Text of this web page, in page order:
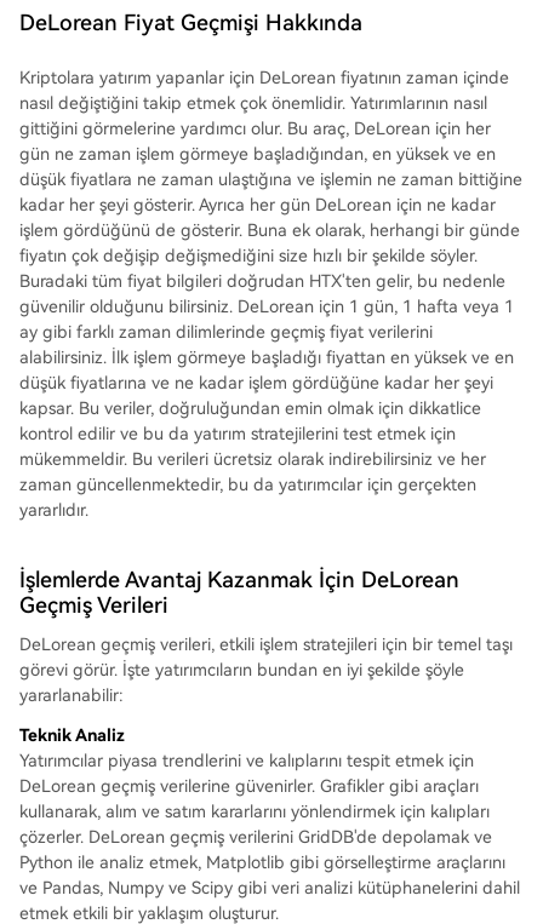
DeLorean Fiyat Geçmişi Hakkında
Kriptolara yatırım yapanlar için DeLorean fiyatının zaman içinde
nasıl değiştiğini takip etmek çok önemlidir. Yatırımlarının nasıl
gittiğini görmelerine yardımcı olur. Bu araç, DeLorean için her
gün ne zaman işlem görmeye başladığından, en yüksek ve en
düşük fiyatlara ne zaman ulaştığına ve işlemin ne zaman bittiğine
kadar her şeyi gösterir. Ayrıca her gün DeLorean için ne kadar
işlem gördüğünü de gösterir. Buna ek olarak, herhangi bir günde
fiyatın çok değişip değişmediğini size hızlı bir şekilde söyler.
Buradaki tüm fiyat bilgileri doğrudan HTX'ten gelir, bu nedenle
güvenilir olduğunu bilirsiniz. DeLorean için 1 gün, 1 hafta veya 1
ay gibi farklı zaman dilimlerinde geçmiş fiyat verilerini
alabilirsiniz. İlk işlem görmeye başladığı fiyattan en yüksek ve en
düşük fiyatlarına ve ne kadar işlem gördüğüne kadar her şeyi
kapsar. Bu veriler, doğruluğundan emin olmak için dikkatlice
kontrol edilir ve bu da yatırım stratejilerini test etmek için
mükemmeldir. Bu verileri ücretsiz olarak indirebilirsiniz ve her
zaman güncellenmektedir, bu da yatırımcılar için gerçekten
yararlıdır.
İşlemlerde Avantaj Kazanmak İçin DeLorean
Geçmiş Verileri
DeLorean geçmiş verileri, etkili işlem stratejileri için bir temel taşı
görevi görür. İşte yatırımcıların bundan en iyi şekilde şöyle
yararlanabilir:
Teknik Analiz
Yatırımcılar piyasa trendlerini ve kalıplarını tespit etmek için
DeLorean geçmiş verilerine güvenirler. Grafikler gibi araçları
kullanarak, alım ve satım kararlarını yönlendirmek için kalıpları
çözerler. DeLorean geçmiş verilerini GridDB'de depolamak ve
Python ile analiz etmek, Matplotlib gibi görselleştirme araçlarını
ve Pandas, Numpy ve Scipy gibi veri analizi kütüphanelerini dahil
etmek etkili bir yaklaşım oluşturur.